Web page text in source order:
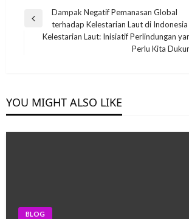
Post
navigation
Previous
Dampak Negatif Pemanasan Global
terhadap Kelestarian Laut di Indonesia
Kelestarian Laut: Inisiatif Perlindungan
Perlu Kita
YOU MIGHT ALSO LIKE
BLOG